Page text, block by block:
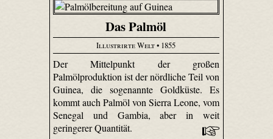
Das Palmöl
Illustrirte Welt• 1855
Der Mittelpunkt der großen
Palmölproduktion ist der nördliche Teil von
Guinea, die sogenannte Goldküste. Es
kommt auch Palmöl von Sierra Leone, vom
Senegal und Gambia, aber in weit
geringerer Quantität.